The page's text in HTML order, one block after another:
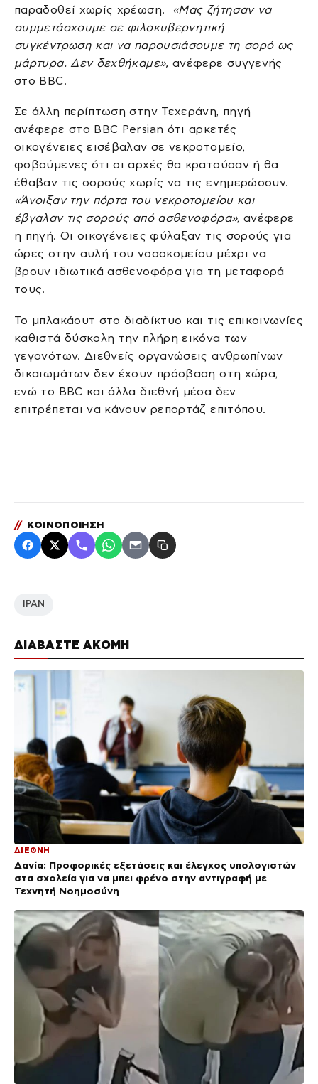
ΔΙΑΒΑΣΤΕ ΑΚΟΜΗ
ΔΙΕΘΝΗ
Δανία: Προφορικές εξετάσεις και έλεγχος υπολογιστών
στα σχολεία για να μπει φρένο στην αντιγραφή με
Τεχνητή Νοημοσύνη
παραδοθεί χωρίς χρέωση.
«Μας ζήτησαν να
συμμετάσχουμε σε φιλοκυβερνητική
συγκέντρωση και να παρουσιάσουμε τη σορό ως
μάρτυρα. Δεν δεχθήκαμε», ανέφερε συγγενής
στο BBC.
Σε άλλη περίπτωση στην Τεχεράνη, πηγή
ανέφερε στο BBC Persian ότι αρκετές
οικογένειες εισέβαλαν σε νεκροτομείο,
φοβούμενες ότι οι αρχές θα κρατούσαν ή θα
έθαβαν τις σορούς χωρίς να τις ενημερώσουν.
«Άνοιξαν την πόρτα του νεκροτομείου και
έβγαλαν τις σορούς από ασθενοφόρα», ανέφερε
η πηγή. Οι οικογένειες φύλαξαν τις σορούς για
ώρες στην αυλή του νοσοκομείου μέχρι να
βρουν ιδιωτικά ασθενοφόρα για τη μεταφορά
τους.
Το μπλακάουτ στο διαδίκτυο και τις επικοινωνίες
καθιστά δύσκολη την πλήρη εικόνα των
γεγονότων. Διεθνείς οργανώσεις ανθρωπίνων
δικαιωμάτων δεν έχουν πρόσβαση στη χώρα,
ενώ το BBC και άλλα διεθνή μέσα δεν
επιτρέπεται να κάνουν ρεπορτάζ επιτόπου.
// ΚΟΙΝΟΠΟΙΗΣΗ
ΙΡΑΝ